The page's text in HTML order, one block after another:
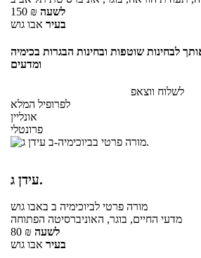
150 ₪ לשעה
בעיר אבו גוש
לבחינות שוטפות ובחינות הבגרות בכימיה
ומדעים
לשלוח ווצאפ
לפרופיל המלא
אונליין
פרונטלי
עידן ג.
מורה פרטי לביוכימיה ב באבו גוש
מדעי החיים, בוגר, האוניברסיטה הפתוחה
80 ₪ לשעה
בעיר אבו גוש